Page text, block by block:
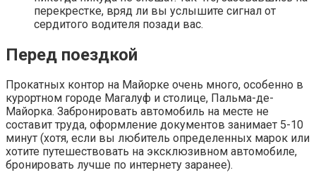
перекрестке, вряд ли вы услышите сигнал от
сердитого водителя позади вас.
Перед поездкой
Прокатных контор на Майорке очень много, особенно в
курортном городе Магалуф и столице, Пальма-де-
Майорка. Забронировать автомобиль на месте не
составит труда, оформление документов занимает 5-10
минут (хотя, если вы любитель определенных марок или
хотите путешествовать на эксклюзивном автомобиле,
бронировать лучше по интернету заранее).